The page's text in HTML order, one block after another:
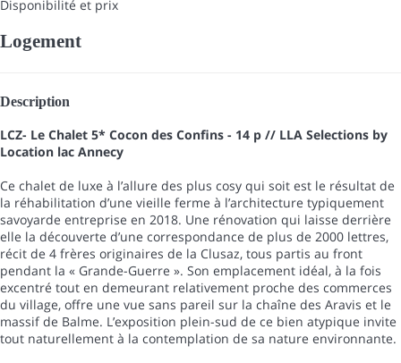
Disponibilité et prix
Logement
Description
LCZ- Le Chalet 5* Cocon des Confins - 14 p // LLA Selections by
Location lac Annecy
Ce chalet de luxe à l’allure des plus cosy qui soit est le résultat de
la réhabilitation d’une vieille ferme à l’architecture typiquement
savoyarde entreprise en 2018. Une rénovation qui laisse derrière
elle la découverte d’une correspondance de plus de 2000 lettres,
récit de 4 frères originaires de la Clusaz, tous partis au front
pendant la « Grande-Guerre ». Son emplacement idéal, à la fois
excentré tout en demeurant relativement proche des commerces
du village, offre une vue sans pareil sur la chaîne des Aravis et le
massif de Balme. L’exposition plein-sud de ce bien atypique invite
tout naturellement à la contemplation de sa nature environnante.